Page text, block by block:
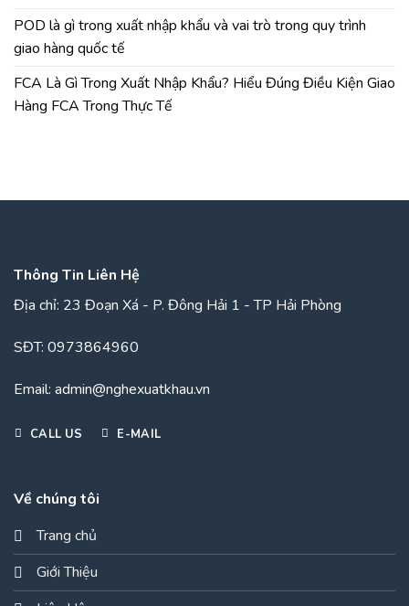
POD là gì trong xuất nhập khẩu và vai trò trong quy trình
giao hàng quốc tế
FCA Là Gì Trong Xuất Nhập Khẩu? Hiểu Đúng Điều Kiện Giao
Hàng FCA Trong Thực Tế
Thông Tin Liên Hệ
Địa chỉ: 23 Đoạn Xá - P. Đông Hải 1 - TP Hải Phòng
SĐT: 0973864960
Email: admin@nghexuatkhau.vn
CALL US E-MAIL
Về chúng tôi
Trang chủ
Giới Thiệu